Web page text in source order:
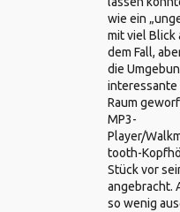
wie ein
mit viel Blick
dem Fall,
die
interessante
Raum
MP3-
Player/
tooth-
Stück vor
angebracht.
so wenig